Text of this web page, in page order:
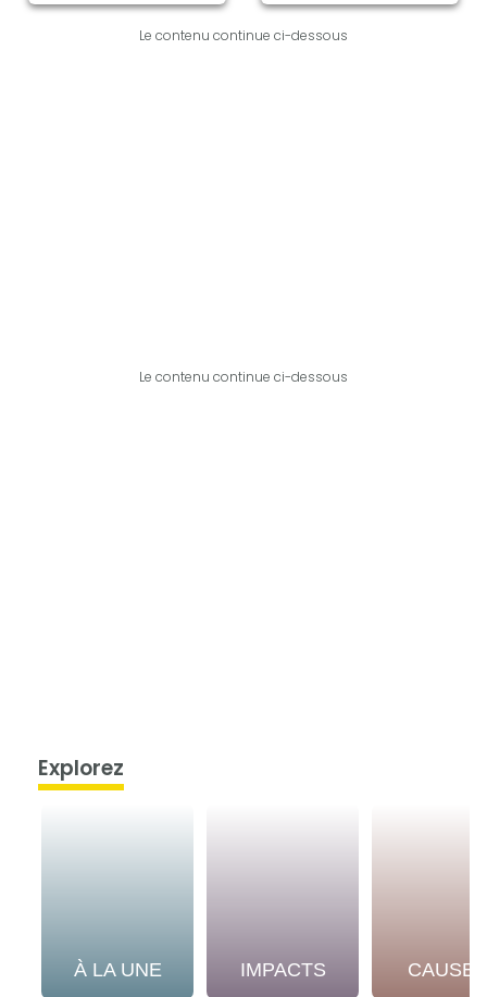
Le contenu continue ci-dessous
Le contenu continue ci-dessous
Explorez
À LA UNE IMPACTS CAUSES